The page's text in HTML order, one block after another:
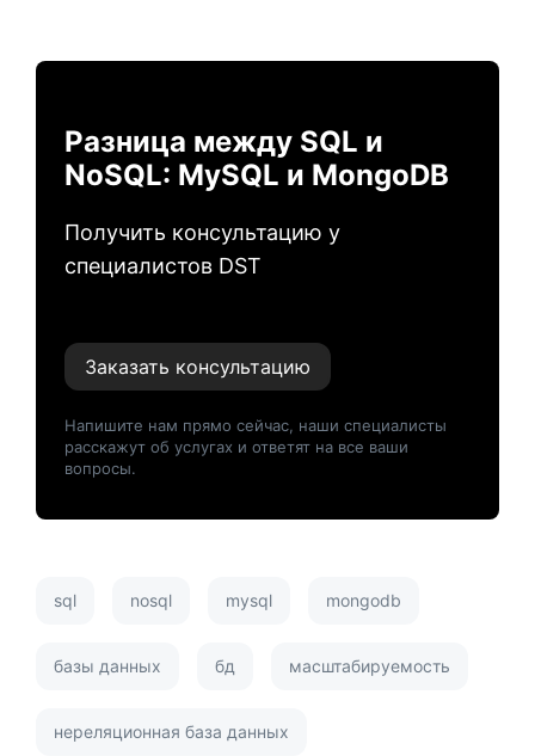
Разница между SQL и
NoSQL: MySQL и MongoDB
Получить консультацию у
специалистов DST
Заказать консультацию
Напишите нам прямо сейчас, наши специалисты
расскажут об услугах и ответят на все ваши
вопросы.
sql nosql mysql mongodb
базы данных бд масштабируемость
нереляционная база данных